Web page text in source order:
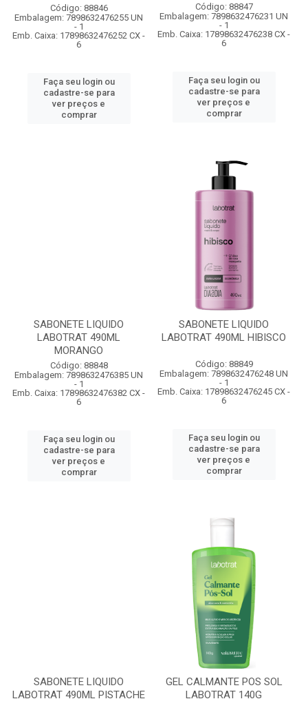
Código: 88846
Embalagem: 7898632476255 UN
- 1
Emb. Caixa: 17898632476252 CX -
6
Faça seu login ou
cadastre-se para
ver preços e
comprar
Código: 88847
Embalagem: 7898632476231 UN
- 1
Emb. Caixa: 17898632476238 CX -
6
Faça seu login ou
cadastre-se para
ver preços e
comprar
SABONETE LIQUIDO
LABOTRAT 490ML
MORANGO
Código: 88848
Embalagem: 7898632476385 UN
- 1
Emb. Caixa: 17898632476382 CX -
6
Faça seu login ou
cadastre-se para
ver preços e
comprar
SABONETE LIQUIDO
LABOTRAT 490ML HIBISCO
Código: 88849
Embalagem: 7898632476248 UN
- 1
Emb. Caixa: 17898632476245 CX -
6
Faça seu login ou
cadastre-se para
ver preços e
comprar
SABONETE LIQUIDO
LABOTRAT 490ML PISTACHE
GEL CALMANTE POS SOL
LABOTRAT 140G